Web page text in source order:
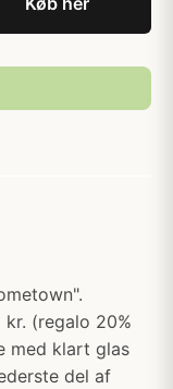
(regalo 20%
med klart glas
del af